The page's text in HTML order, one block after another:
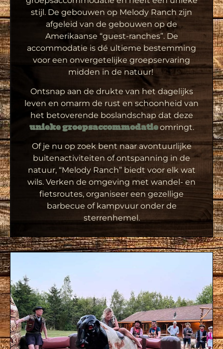
stijl. De gebouwen op Melody Ranch zijn
afgeleid van de gebouwen op de
Amerikaanse “guest-ranches”. De
accommodatie is dé ultieme bestemming
voor een onvergetelijke groepservaring
midden in de natuur!
Ontsnap aan de drukte van het dagelijks
leven en omarm de rust en schoonheid van
het betoverende boslandschap dat deze
unieke groepsaccommodatie omringt.
Of je nu op zoek bent naar avontuurlijke
buitenactiviteiten of ontspanning in de
natuur, “Melody Ranch” biedt voor elk wat
wils. Verken de omgeving met wandel- en
fietsroutes, organiseer een gezellige
barbecue of kampvuur onder de
sterrenhemel.